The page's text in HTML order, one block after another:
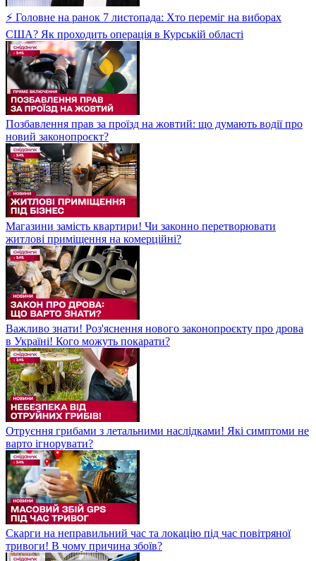
⚡ Головне на ранок 7 листопада: Хто переміг на виборах
США? Як проходить операція в Курській області
Позбавлення прав за проїзд на жовтий: що думають водії про
новий законопроєкт?
Магазини замість квартири! Чи законно перетворювати
житлові приміщення на комерційні?
Важливо знати! Роз'яснення нового законопроєкту про дрова
в Україні! Кого можуть покарати?
Отруєння грибами з летальними наслідками! Які симптоми не
варто ігнорувати?
Скарги на неправильний час та локацію під час повітряної
тривоги! В чому причина збоїв?